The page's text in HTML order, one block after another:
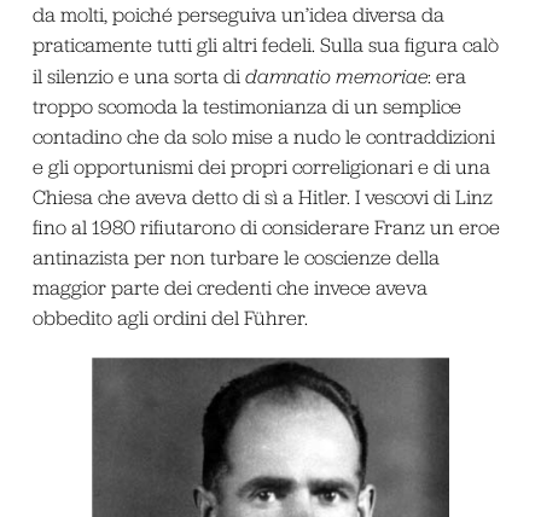
da molti, poiché perseguiva un’idea diversa da
praticamente tutti gli altri fedeli. Sulla sua figura calò
il silenzio e una sorta di damnatio memoriae: era
troppo scomoda la testimonianza di un semplice
contadino che da solo mise a nudo le contraddizioni
e gli opportunismi dei propri correligionari e di una
Chiesa che aveva detto di sì a Hitler. I vescovi di Linz
fino al 1980 rifiutarono di considerare Franz un eroe
antinazista per non turbare le coscienze della
maggior parte dei credenti che invece aveva
obbedito agli ordini del Führer.